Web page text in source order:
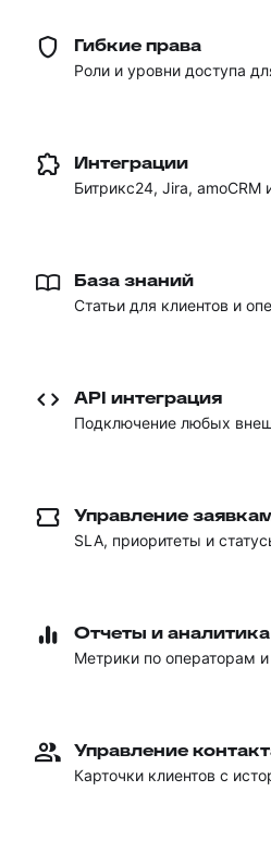
Гибкие права
Роли и уровни доступа
Интеграции
Битрикс24, Jira,
База знаний
Статьи для клиентов и
API интеграция
Подключение любых
Управление
SLA, приоритеты и
Отчеты и аналитика
Метрики по операторам
Управление
Карточки клиентов с